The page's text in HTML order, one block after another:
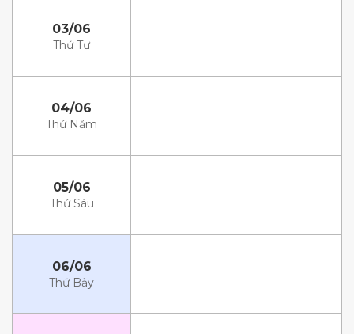
03/06
Thứ Tư
04/06
Thứ Năm
05/06
Thứ Sáu
06/06
Thứ Bảy